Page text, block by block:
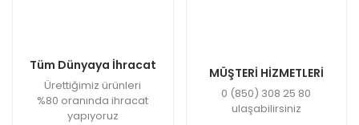
Tüm Dünyaya İhracat
Ürettiğimiz ürünleri
%80 oranında ihracat
yapıyoruz
MÜŞTERİ HİZMETLERİ
0 (850) 308 25 80
ulaşabilirsiniz